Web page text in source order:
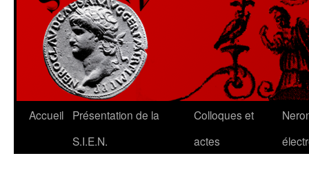
Accueil
Présentation de la
S.I.E.N.
Colloques et
actes